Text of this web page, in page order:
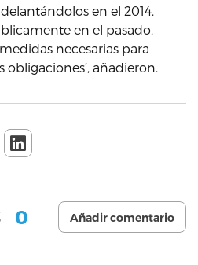
en el 2014.
en el pasado,
necesarias para
añadieron.
0 Añadir comentario